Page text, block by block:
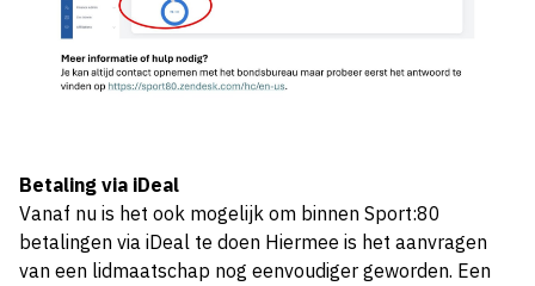
Betaling via iDeal
Vanaf nu is het ook mogelijk om binnen Sport:80
betalingen via iDeal te doen Hiermee is het aanvragen
van een lidmaatschap nog eenvoudiger geworden. Een